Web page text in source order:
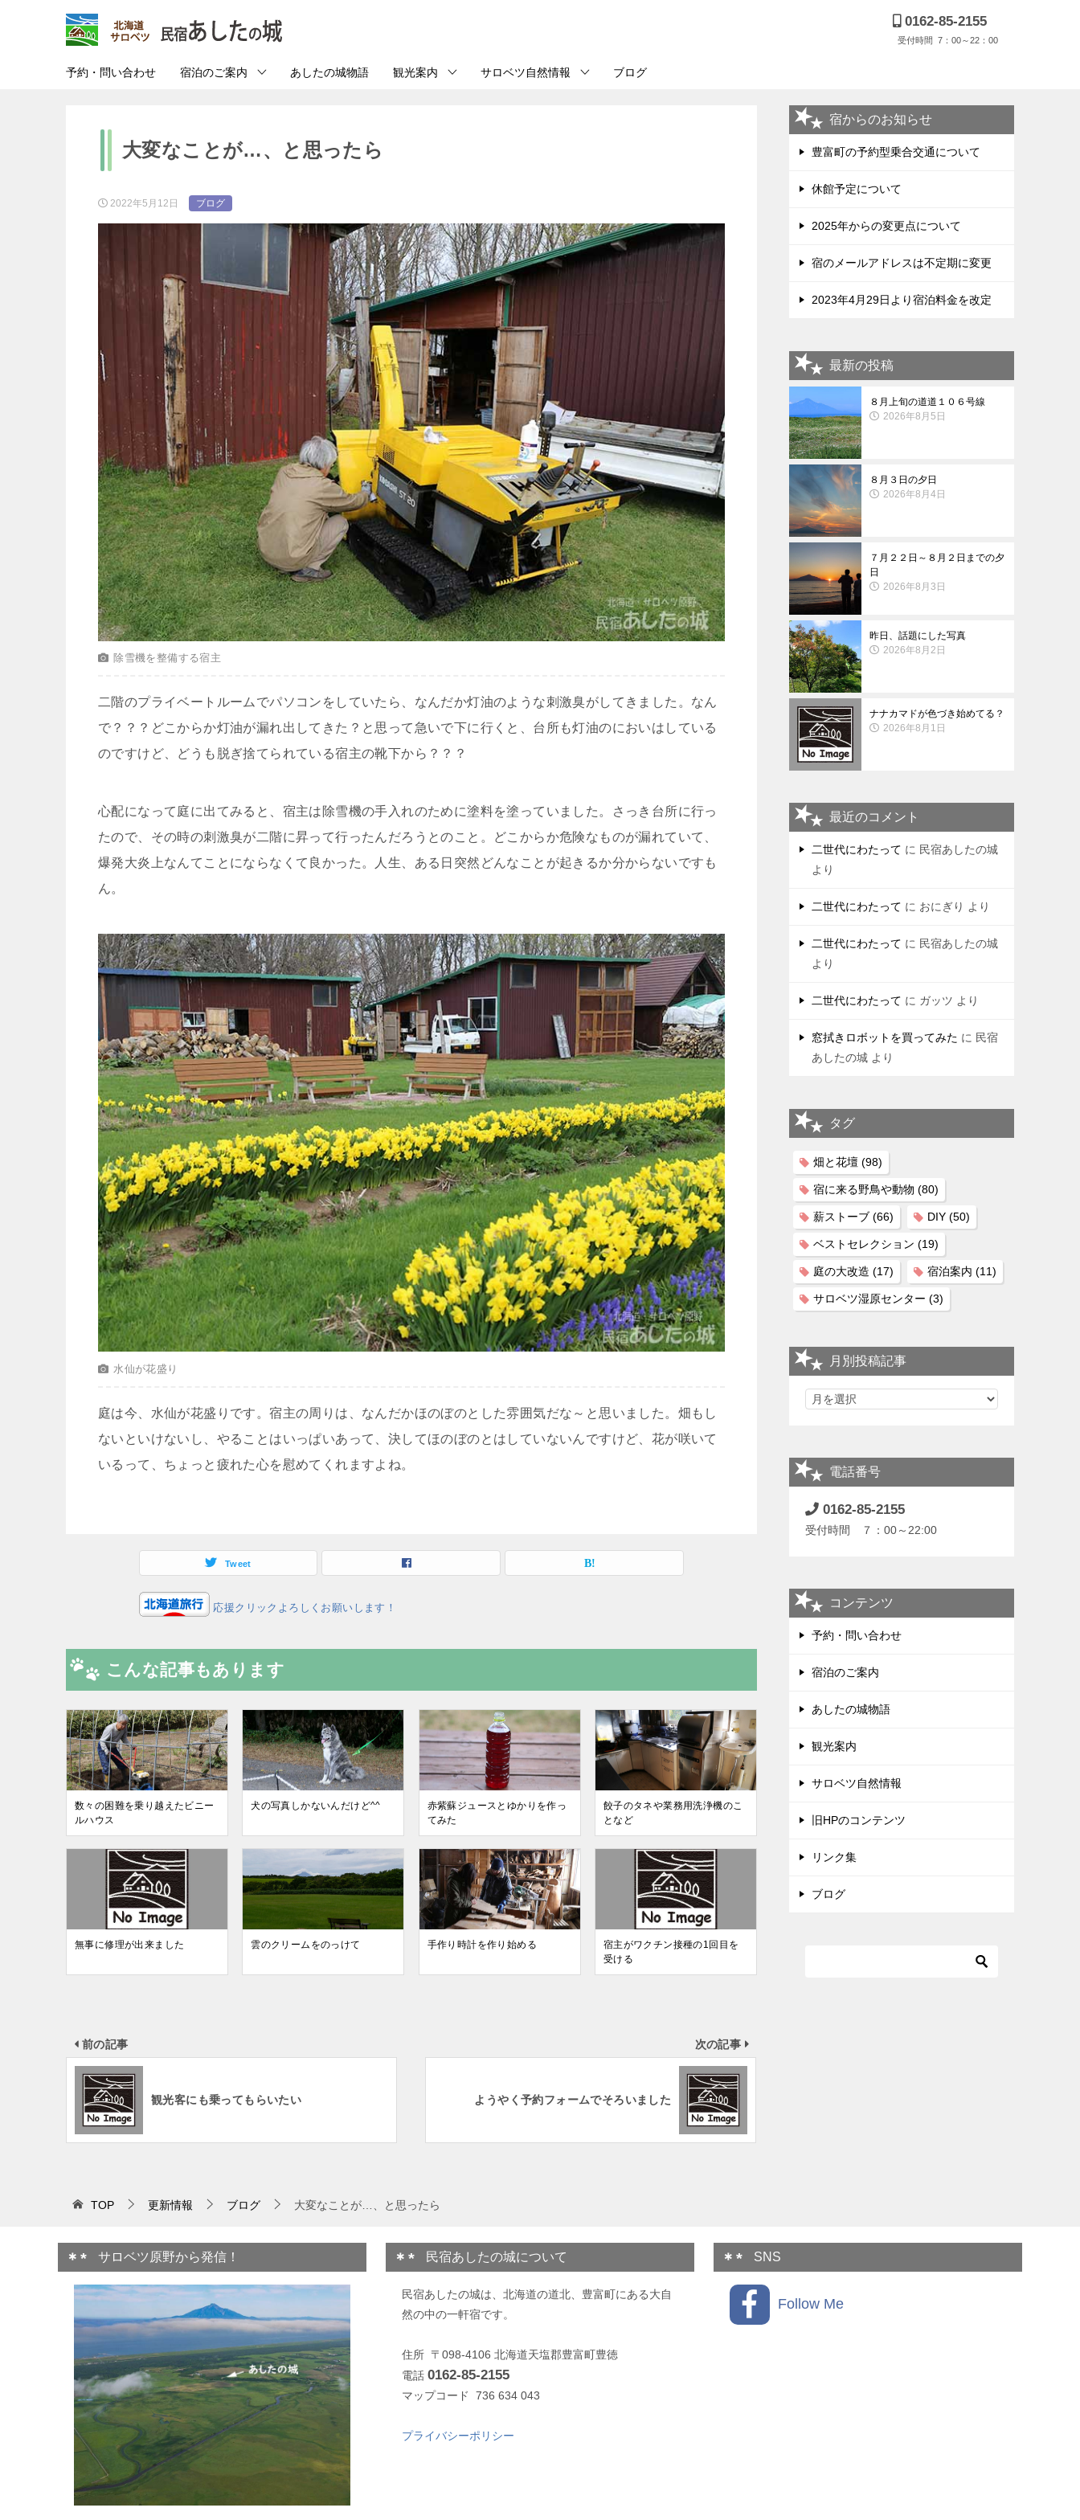
0162-85-2155
受付時間 7：00～22：00
予約・問い合わせ 宿泊のご案内 あしたの城物語 観光案内 サロベツ自然情報 ブログ
大変なことが…、と思ったら
2022年5月12日 ブログ
除雪機を整備する宿主
二階のプライベートルームでパソコンをしていたら、なんだか灯油のような刺激臭がしてきました。なん
で？？？どこからか灯油が漏れ出してきた？と思って急いで下に行くと、台所も灯油のにおいはしている
のですけど、どうも脱ぎ捨てられている宿主の靴下から？？？
心配になって庭に出てみると、宿主は除雪機の手入れのために塗料を塗っていました。さっき台所に行っ
たので、その時の刺激臭が二階に昇って行ったんだろうとのこと。どこからか危険なものが漏れていて、
爆発大炎上なんてことにならなくて良かった。人生、ある日突然どんなことが起きるか分からないですも
ん。
水仙が花盛り
庭は今、水仙が花盛りです。宿主の周りは、なんだかほのぼのとした雰囲気だな～と思いました。畑もし
ないといけないし、やることはいっぱいあって、決してほのぼのとはしていないんですけど、花が咲いて
いるって、ちょっと疲れた心を慰めてくれますよね。
Tweet
応援クリックよろしくお願いします！
こんな記事もあります
数々の困難を乗り越えたビニー
ルハウス
犬の写真しかないんだけど^^
赤紫蘇ジュースとゆかりを作っ
てみた
餃子のタネや業務用洗浄機のこ
となど
無事に修理が出来ました 雲のクリームをのっけて 手作り時計を作り始める
宿主がワクチン接種の1回目を
受ける
前の記事
観光客にも乗ってもらいたい
次の記事
ようやく予約フォームでそろいました
宿からのお知らせ
豊富町の予約型乗合交通について
休館予定について
2025年からの変更点について
宿のメールアドレスは不定期に変更
2023年4月29日より宿泊料金を改定
最新の投稿
８月上旬の道道１０６号線
2026年8月5日
８月３日の夕日
2026年8月4日
７月２２日～８月２日までの夕
日
2026年8月3日
昨日、話題にした写真
2026年8月2日
ナナカマドが色づき始めてる？
2026年8月1日
最近のコメント
二世代にわたって に 民宿あしたの城
より
二世代にわたって に おにぎり より
二世代にわたって に 民宿あしたの城
より
二世代にわたって に ガッツ より
窓拭きロボットを買ってみた に 民宿
あしたの城 より
タグ
畑と花壇 (98)
宿に来る野鳥や動物 (80)
薪ストーブ (66) DIY (50)
ベストセレクション (19)
庭の大改造 (17) 宿泊案内 (11)
サロベツ湿原センター (3)
月別投稿記事
電話番号
0162-85-2155
受付時間 ７：00～22:00
コンテンツ
予約・問い合わせ
宿泊のご案内
あしたの城物語
観光案内
サロベツ自然情報
旧HPのコンテンツ
リンク集
ブログ
TOP 更新情報 ブログ 大変なことが…、と思ったら
サロベツ原野から発信！ 民宿あしたの城について
民宿あしたの城は、北海道の道北、豊富町にある大自
然の中の一軒宿です。
住所 〒098-4106 北海道天塩郡豊富町豊徳
電話 0162-85-2155
マップコード 736 634 043
プライバシーポリシー
SNS
Follow Me